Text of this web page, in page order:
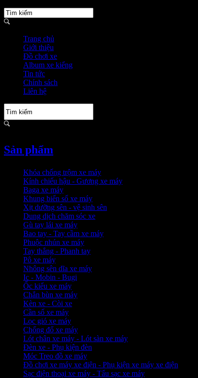
Trang chủ
Giới thiệu
Đồ chơi xe
Album xe kiểng
Tin tức
Chính sách
Liên hệ
Sản phẩm
Khóa chống trộm xe máy
Kính chiếu hậu - Gương xe máy
Baga xe máy
Khung biển số xe máy
Xịt dưỡng sên - vệ sinh sên
Dung dịch chăm sóc xe
Gù tay lái xe máy
Bao tay - Tay cầm xe máy
Phuộc nhún xe máy
Tay thắng - Phanh tay
Pô xe máy
Nhông sên dĩa xe máy
Ic - Mobin - Bugi
Ốc kiểu xe máy
Chắn bùn xe máy
Kèn xe - Còi xe
Cần số xe máy
Lọc gió xe máy
Chống đổ xe máy
Lót chân xe máy - Lót sàn xe máy
Đèn xe - Phụ kiện đèn
Móc Treo đồ xe máy
Đồ chơi xe máy xe điện - Phụ kiện xe máy xe điện
Sạc điện thoại xe máy - Tẩu sạc xe máy